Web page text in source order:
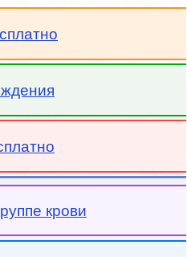
крови